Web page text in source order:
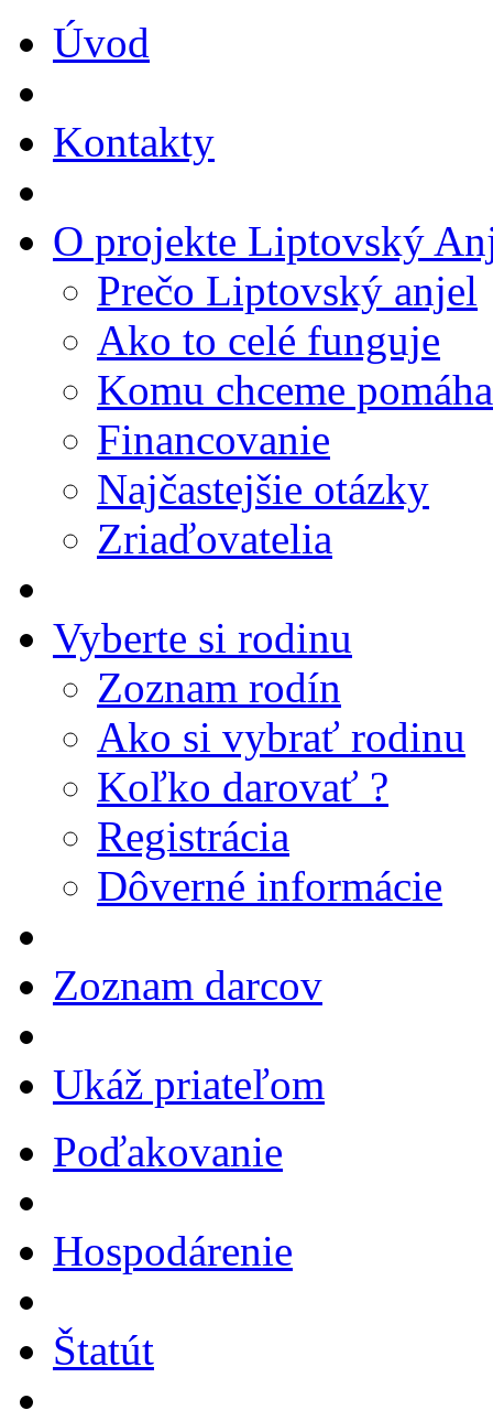
Úvod
Kontakty
O projekte Liptovský
Prečo Liptovský anjel
Ako to celé funguje
Komu chceme
Financovanie
Najčastejšie otázky
Zriaďovatelia
Vyberte si rodinu
Zoznam rodín
Ako si vybrať rodinu
Koľko darovať ?
Registrácia
Dôverné informácie
Zoznam darcov
Ukáž priateľom
Poďakovanie
Hospodárenie
Štatút